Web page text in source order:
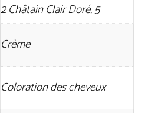
2 Châtain Clair Doré, 5
Crème
Coloration des cheveux